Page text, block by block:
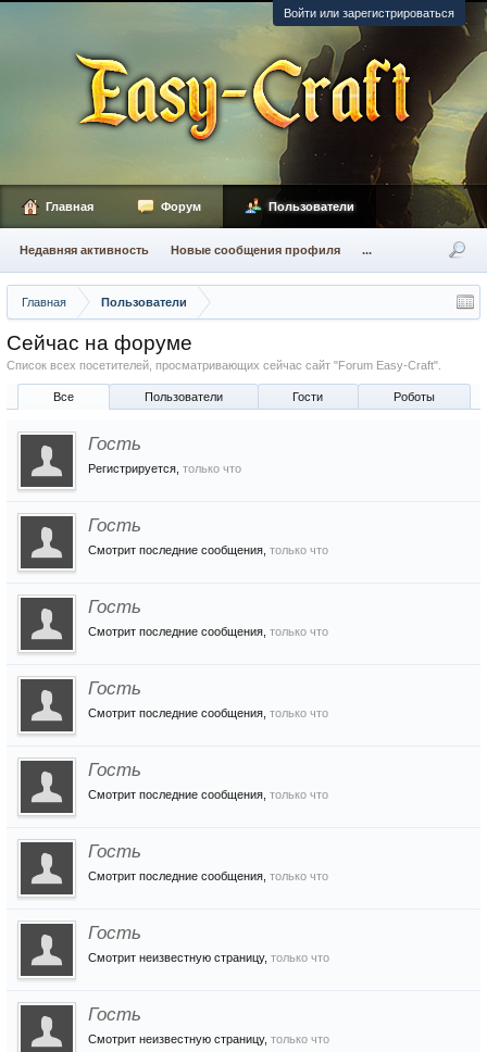
Войти или зарегистрироваться
Главная Пользователи
Сейчас на форуме
Список всех посетителей, просматривающих сейчас сайт "Forum Easy-Craft".
Все Пользователи Гости Роботы
Гость
Регистрируется, только что
Гость
Смотрит последние сообщения, только что
Гость
Смотрит последние сообщения, только что
Гость
Смотрит последние сообщения, только что
Гость
Смотрит последние сообщения, только что
Гость
Смотрит последние сообщения, только что
Гость
Смотрит неизвестную страницу, только что
Гость
Смотрит неизвестную страницу, только что
Главная Форум Пользователи
Недавняя активность Новые сообщения профиля ...